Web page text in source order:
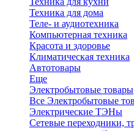
Техника для дома
Теле- и аудиотехника
Компьютерная техника
Красота и здоровье
Климатическая техника
Автотовары
Еще
Электробытовые товары
Все Электробытовые
Электрические ТЭНы
Сетевые переходники,